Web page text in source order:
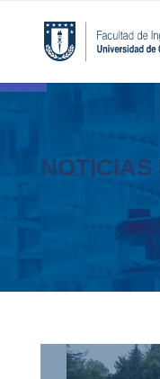
Open toolbar
NOTICIAS